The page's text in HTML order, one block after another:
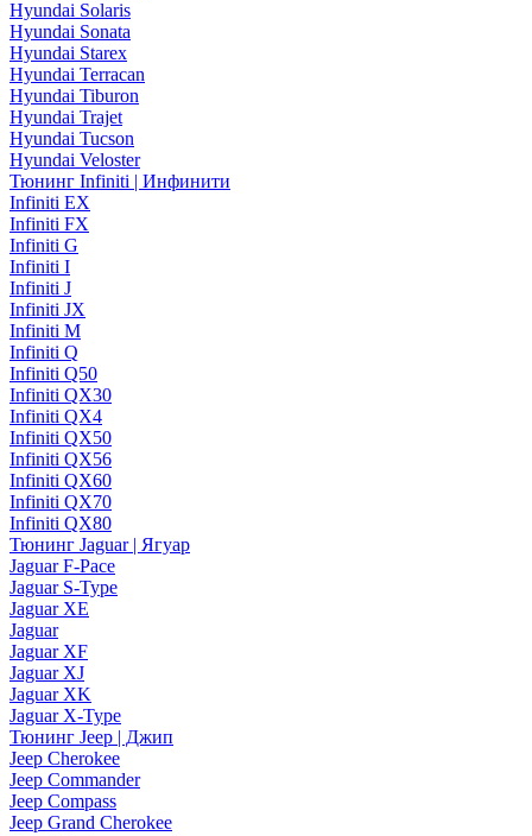
Hyundai Solaris
Hyundai Sonata
Hyundai Starex
Hyundai Terracan
Hyundai Tiburon
Hyundai Trajet
Hyundai Tucson
Hyundai Veloster
Тюнинг Infiniti | Инфинити
Infiniti EX
Infiniti FX
Infiniti G
Infiniti I
Infiniti J
Infiniti JX
Infiniti M
Infiniti Q
Infiniti Q50
Infiniti QX30
Infiniti QX4
Infiniti QX50
Infiniti QX56
Infiniti QX60
Infiniti QX70
Infiniti QX80
Тюнинг Jaguar | Ягуар
Jaguar F-Pace
Jaguar S-Type
Jaguar XE
Jaguar
Jaguar XF
Jaguar XJ
Jaguar XK
Jaguar X-Type
Тюнинг Jeep | Джип
Jeep Cherokee
Jeep Commander
Jeep Compass
Jeep Grand Cherokee